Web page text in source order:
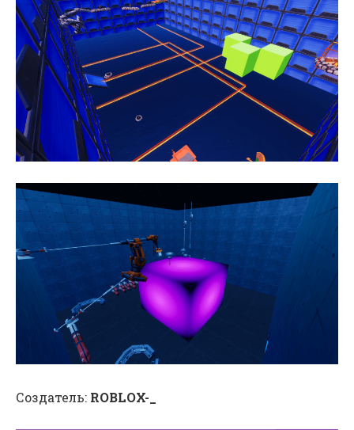
Создатель: ROBLOX-_